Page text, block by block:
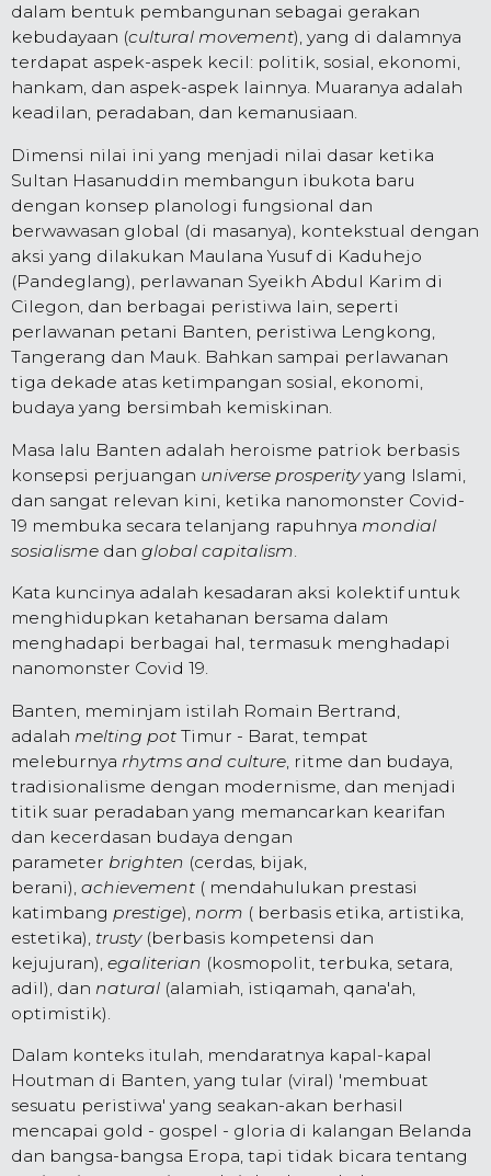
dalam bentuk pembangunan sebagai gerakan
kebudayaan (cultural movement), yang di dalamnya
terdapat aspek-aspek kecil: politik, sosial, ekonomi,
hankam, dan aspek-aspek lainnya. Muaranya adalah
keadilan, peradaban, dan kemanusiaan.
Dimensi nilai ini yang menjadi nilai dasar ketika
Sultan Hasanuddin membangun ibukota baru
dengan konsep planologi fungsional dan
berwawasan global (di masanya), kontekstual dengan
aksi yang dilakukan Maulana Yusuf di Kaduhejo
(Pandeglang), perlawanan Syeikh Abdul Karim di
Cilegon, dan berbagai peristiwa lain, seperti
perlawanan petani Banten, peristiwa Lengkong,
Tangerang dan Mauk. Bahkan sampai perlawanan
tiga dekade atas ketimpangan sosial, ekonomi,
budaya yang bersimbah kemiskinan.
Masa lalu Banten adalah heroisme patriok berbasis
konsepsi perjuangan universe prosperityyang Islami,
dan sangat relevan kini, ketika nanomonster Covid-
19 membuka secara telanjang rapuhnya mondial
sosialisme dan global capitalism
Kata kuncinya adalah kesadaran aksi kolektif untuk
menghidupkan ketahanan bersama dalam
menghadapi berbagai hal, termasuk menghadapi
nanomonster Covid 19.
Banten, meminjam istilah Romain Bertrand,
adalah melting pot Timur - Barat, tempat
meleburnya rhytms and culture , ritme dan budaya,
tradisionalisme dengan modernisme, dan menjadi
titik suar peradaban yang memancarkan kearifan
dan kecerdasan budaya dengan
parameter brighten (cerdas, bijak,
berani), achievement ( mendahulukan prestasi
katimbang prestige), norm ( berbasis etika, artistika,
estetika), trusty(berbasis kompetensi dan
kejujuran), egaliterian (kosmopolit, terbuka, setara,
adil), dan natural (alamiah, istiqamah, qana'ah,
optimistik).
Dalam konteks itulah, mendaratnya kapal-kapal
Houtman di Banten, yang tular (viral) 'membuat
sesuatu peristiwa' yang seakan-akan berhasil
mencapai gold - gospel - gloria di kalangan Belanda
dan bangsa-bangsa Eropa, tapi tidak bicara tentang